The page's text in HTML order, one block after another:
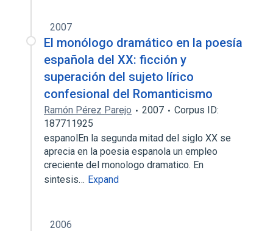
2007
El monólogo dramático en la poesía
española del XX: ficción y
superación del sujeto lírico
confesional del Romanticismo
Ramón Pérez Parejo 2007
Corpus ID:
187711925
espanolEn la segunda mitad del siglo XX se
aprecia en la poesia espanola un empleo
creciente del monologo dramatico. En
sintesis… Expand
2006